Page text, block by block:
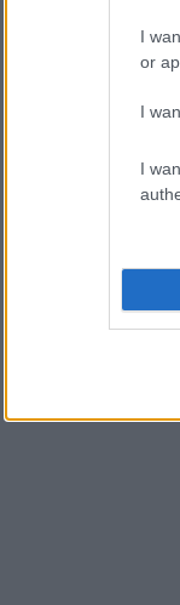
I
or
I
I